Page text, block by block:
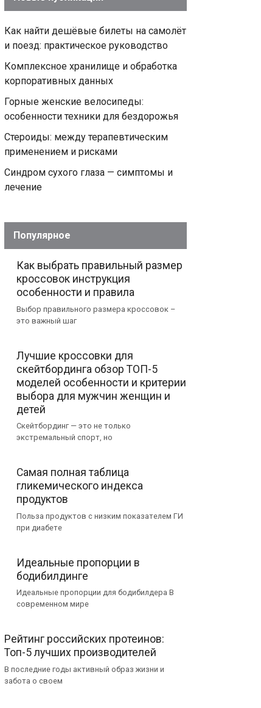
Как найти дешёвые билеты на самолёт
и поезд: практическое руководство
Комплексное хранилище и обработка
корпоративных данных
Горные женские велосипеды:
особенности техники для бездорожья
Стероиды: между терапевтическим
применением и рисками
Синдром сухого глаза — симптомы и
лечение
Популярное
Как выбрать правильный размер
кроссовок инструкция
особенности и правила
Выбор правильного размера кроссовок –
это важный шаг
Лучшие кроссовки для
скейтбординга обзор ТОП-5
моделей особенности и критерии
выбора для мужчин женщин и
детей
Скейтбординг — это не только
экстремальный спорт, но
Самая полная таблица
гликемического индекса
продуктов
Польза продуктов с низким показателем ГИ
при диабете
Идеальные пропорции в
бодибилдинге
Идеальные пропорции для бодибилдера В
современном мире
Рейтинг российских протеинов:
Топ-5 лучших производителей
В последние годы активный образ жизни и
забота о своем